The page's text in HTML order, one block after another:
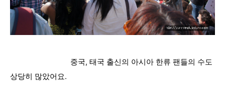
중국, 태국 출신의 아시아 한류 팬들의 수도
상당히 많았어요.